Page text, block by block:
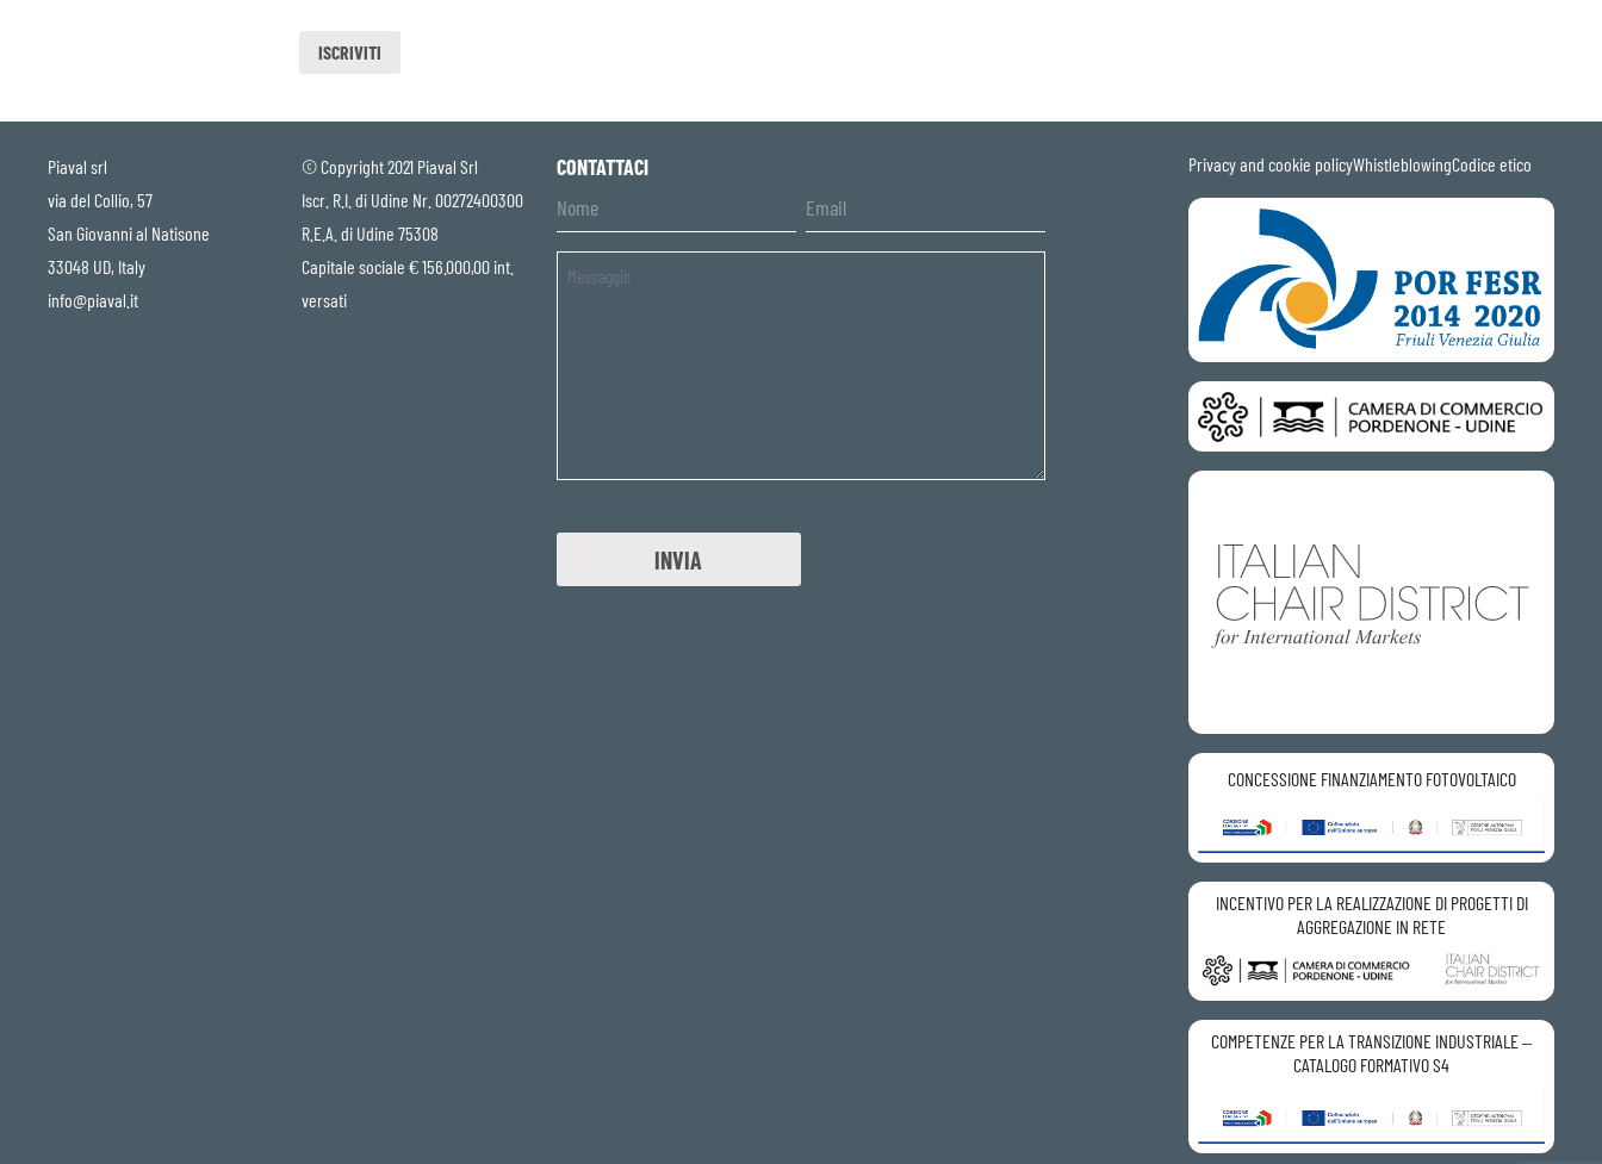
Piaval srl
via del Collio, 57
San Giovanni al Natisone
33048 UD, Italy
info@piaval.it
© Copyright 2021 Piaval Srl
Iscr. R.I. di Udine Nr. 00272400300
R.E.A. di Udine 75308
Capitale sociale € 156.000,00 int.
versati
CONTATTACI
Untitled
Privacy and cookie policyWhistleblowingCodice etico
CONCESSIONE FINANZIAMENTO FOTOVOLTAICO
INCENTIVO PER LA REALIZZAZIONE DI PROGETTI DI
AGGREGAZIONE IN RETE
COMPETENZE PER LA TRANSIZIONE INDUSTRIALE –
CATALOGO FORMATIVO S4